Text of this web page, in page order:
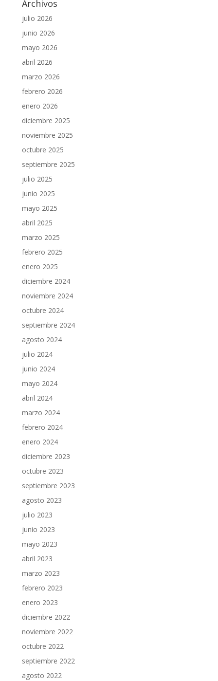
Archivos
julio 2026
junio 2026
mayo 2026
abril 2026
marzo 2026
febrero 2026
enero 2026
diciembre 2025
noviembre 2025
octubre 2025
septiembre 2025
julio 2025
junio 2025
mayo 2025
abril 2025
marzo 2025
febrero 2025
enero 2025
diciembre 2024
noviembre 2024
octubre 2024
septiembre 2024
agosto 2024
julio 2024
junio 2024
mayo 2024
abril 2024
marzo 2024
febrero 2024
enero 2024
diciembre 2023
octubre 2023
septiembre 2023
agosto 2023
julio 2023
junio 2023
mayo 2023
abril 2023
marzo 2023
febrero 2023
enero 2023
diciembre 2022
noviembre 2022
octubre 2022
septiembre 2022
agosto 2022